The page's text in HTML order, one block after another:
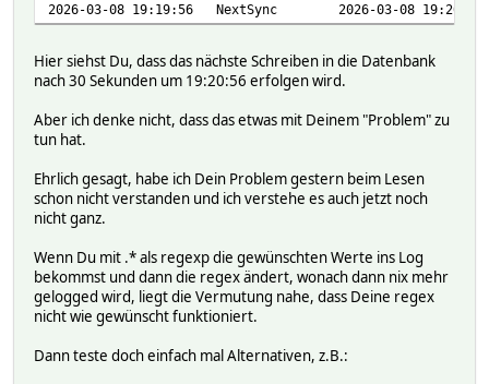
2026-03-08 19:19:56 NextSync 2026-03-08 19:20:26 or
Hier siehst Du, dass das nächste Schreiben in die Datenbank
nach 30 Sekunden um 19:20:56 erfolgen wird.
Aber ich denke nicht, dass das etwas mit Deinem "Problem" zu
tun hat.
Ehrlich gesagt, habe ich Dein Problem gestern beim Lesen
schon nicht verstanden und ich verstehe es auch jetzt noch
nicht ganz.
Wenn Du mit .* als regexp die gewünschten Werte ins Log
bekommst und dann die regex ändert, wonach dann nix mehr
gelogged wird, liegt die Vermutung nahe, dass Deine regex
nicht wie gewünscht funktioniert.
Dann teste doch einfach mal Alternativen, z.B.: